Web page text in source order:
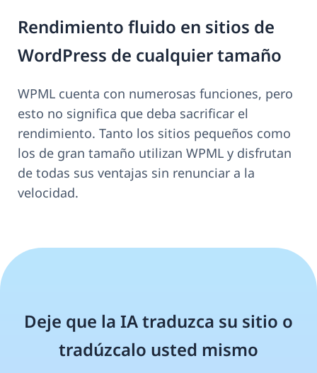
Rendimiento fluido en sitios de
WordPress de cualquier tamaño
WPML cuenta con numerosas funciones, pero
esto no significa que deba sacrificar el
rendimiento. Tanto los sitios pequeños como
los de gran tamaño utilizan WPML y disfrutan
de todas sus ventajas sin renunciar a la
velocidad.
Deje que la IA traduzca su sitio o
tradúzcalo usted mismo